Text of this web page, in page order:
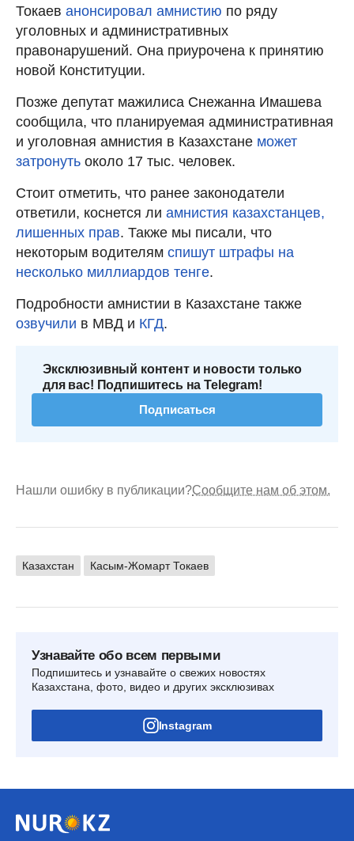
Токаев анонсировал амнистию по ряду
уголовных и административных
правонарушений. Она приурочена к принятию
новой Конституции.
Позже депутат мажилиса Снежанна Имашева
сообщила, что планируемая административная
и уголовная амнистия в Казахстане может
затронуть около 17 тыс. человек.
Стоит отметить, что ранее законодатели
ответили, коснется ли амнистия казахстанцев,
лишенных прав. Также мы писали, что
некоторым водителям спишут штрафы на
несколько миллиардов тенге.
Подробности амнистии в Казахстане также
озвучили в МВД и КГД.
Эксклюзивный контент и новости только
для вас! Подпишитесь на Telegram!
Подписаться
Нашли ошибку в публикации?Сообщите нам об этом.
Казахстан Касым-Жомарт Токаев
Узнавайте обо всем первыми
Подпишитесь и узнавайте о свежих новостях
Казахстана, фото, видео и других эксклюзивах
Instagram